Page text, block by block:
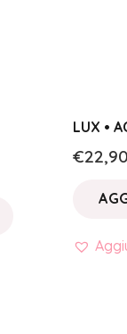
LUX •
€22,90